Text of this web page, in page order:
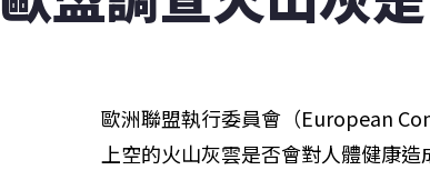
歐洲聯盟執行委員會（European
上空的火山灰雲是否會對人體健康